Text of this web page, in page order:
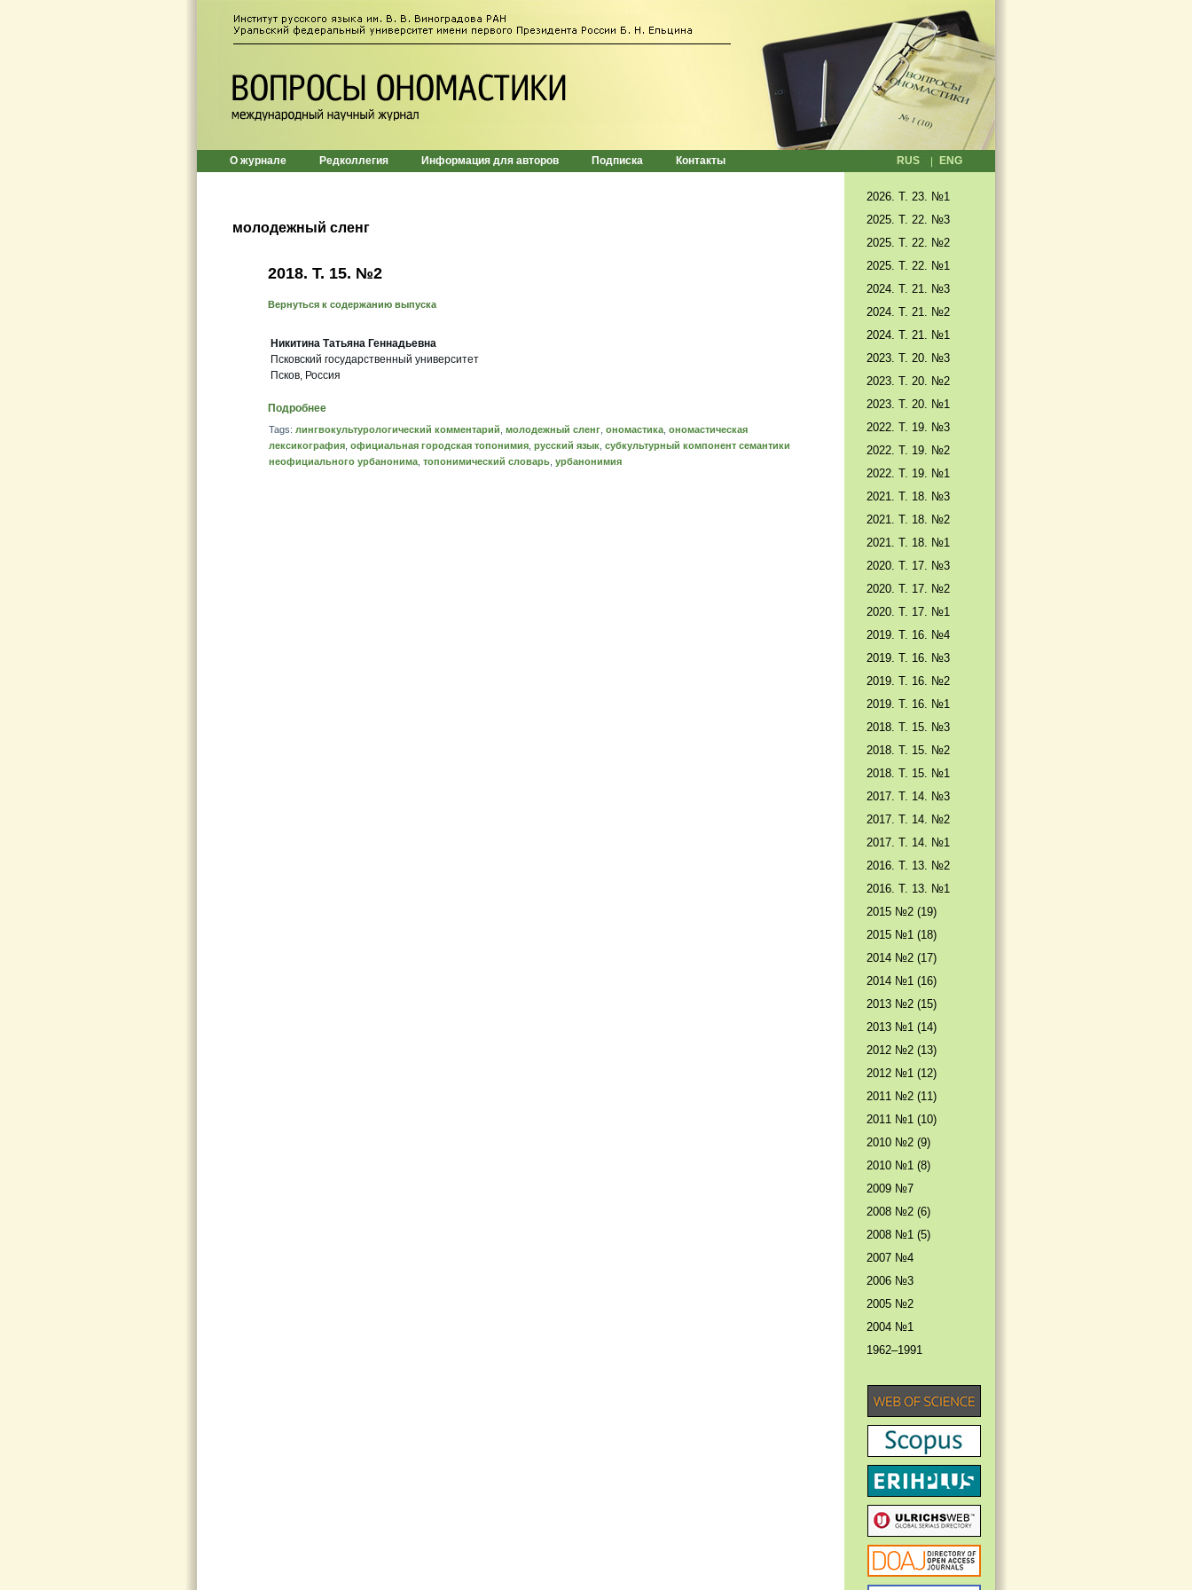
О журнале Редколлегия Информация для авторов Подписка Контакты RUS ENG
молодежный сленг
2018. Т. 15. №2
Вернуться к содержанию выпуска
Никитина Татьяна Геннадьевна
Псковский государственный университет
Псков, Россия
Подробнее
Tags: лингвокультурологический комментарий молодежный сленг ономастика ономастическая
лексикография официальная городская топонимия русский язык субкультурный компонент семантики
неофициального урбанонима топонимический словарь урбанонимия
2026. T. 23. №1
2025. T. 22. №3
2025. Т. 22. №2
2025. Т. 22. №1
2024. Т. 21. №3
2024. Т. 21. №2
2024. Т. 21. №1
2023. Т. 20. №3
2023. Т. 20. №2
2023. Т. 20. №1
2022. Т. 19. №3
2022. Т. 19. №2
2022. Т. 19. №1
2021. Т. 18. №3
2021. Т. 18. №2
2021. Т. 18. №1
2020. Т. 17. №3
2020. Т. 17. №2
2020. Т. 17. №1
2019. Т. 16. №4
2019. Т. 16. №3
2019. Т. 16. №2
2019. Т. 16. №1
2018. Т. 15. №3
2018. Т. 15. №2
2018. Т. 15. №1
2017. T. 14. №3
2017. T. 14. №2
2017. T. 14. №1
2016. T. 13. №2
2016. T. 13. №1
2015 №2 (19)
2015 №1 (18)
2014 №2 (17)
2014 №1 (16)
2013 №2 (15)
2013 №1 (14)
2012 №2 (13)
2012 №1 (12)
2011 №2 (11)
2011 №1 (10)
2010 №2 (9)
2010 №1 (8)
2009 №7
2008 №2 (6)
2008 №1 (5)
2007 №4
2006 №3
2005 №2
2004 №1
1962–1991